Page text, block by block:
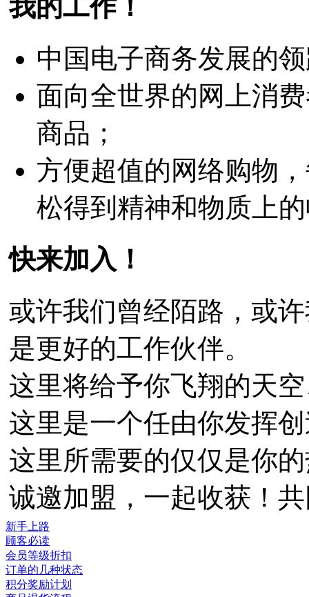
我的工作！
中国电子商务发展的
面向全世界的网上消
商品；
方便超值的网络购物
松得到精神和物质上
快来加入！
或许我们曾经陌路，或
是更好的工作伙伴。
这里将给予你飞翔的天
这里是一个任由你发挥
这里所需要的仅仅是你
诚邀加盟，一起收获！
新手上路
顾客必读
会员等级折扣
订单的几种状态
积分奖励计划